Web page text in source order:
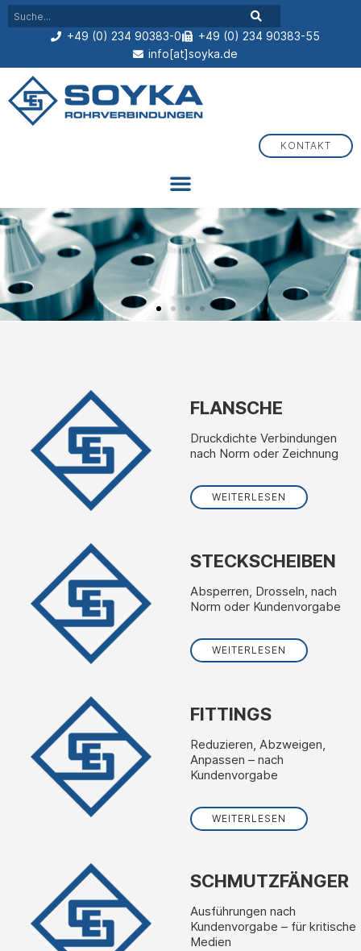
+49 (0) 234 90383-0
+49 (0) 234 90383-55
info[at]soyka.de
KONTAKT
FLANSCHE
Druckdichte Verbindungen
nach Norm oder Zeichnung
WEITERLESEN
STECKSCHEIBEN
Absperren, Drosseln, nach
Norm oder Kundenvorgabe
WEITERLESEN
FITTINGS
Reduzieren, Abzweigen,
Anpassen – nach
Kundenvorgabe
WEITERLESEN
SCHMUTZFÄNGER
Ausführungen nach
Kundenvorgabe – für kritische
Medien